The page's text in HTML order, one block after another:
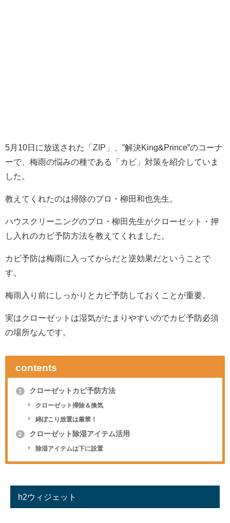
5月10日に放送された「ZIP」、”解決King&Prince”のコーナ
ーで、梅雨の悩みの種である「カビ」対策を紹介していま
した。
教えてくれたのは掃除のプロ・柳田和也先生。
ハウスクリーニングのプロ・柳田先生がクローゼット・押
し入れのカビ予防方法を教えてくれました。
カビ予防は梅雨に入ってからだと逆効果だということで
す。
梅雨入り前にしっかりとカビ予防しておくことが重要。
実はクローゼットは湿気がたまりやすいのでカビ予防必須
の場所なんです。
contents
1 クローゼットカビ予防方法
クローゼット掃除＆換気
綿ぼこり放置は厳禁！
2 クローゼット除湿アイテム活用
除湿アイテムは下に設置
h2ウィジェット